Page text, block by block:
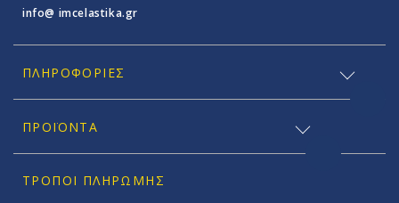
info@ imcelastika.gr
ΠΛΗΡΟΦΟΡΊΕΣ
ΠΡΟΪΟΝΤΑ
ΤΡΌΠΟΙ ΠΛΗΡΩΜΉΣ